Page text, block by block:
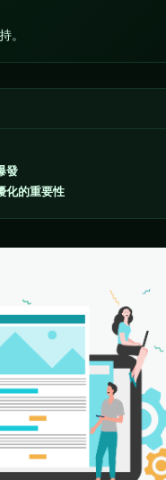
。
發
化的重要性